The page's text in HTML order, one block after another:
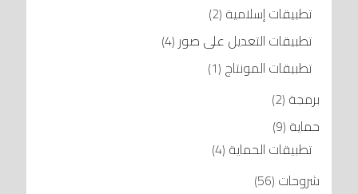
تطبيقات إسلامية (2)
تطبيقات التعديل على صور (4)
تطبيقات المونتاج (1)
برمجة (2)
حماية (9)
تطبيقات الحماية (4)
شروحات (56)